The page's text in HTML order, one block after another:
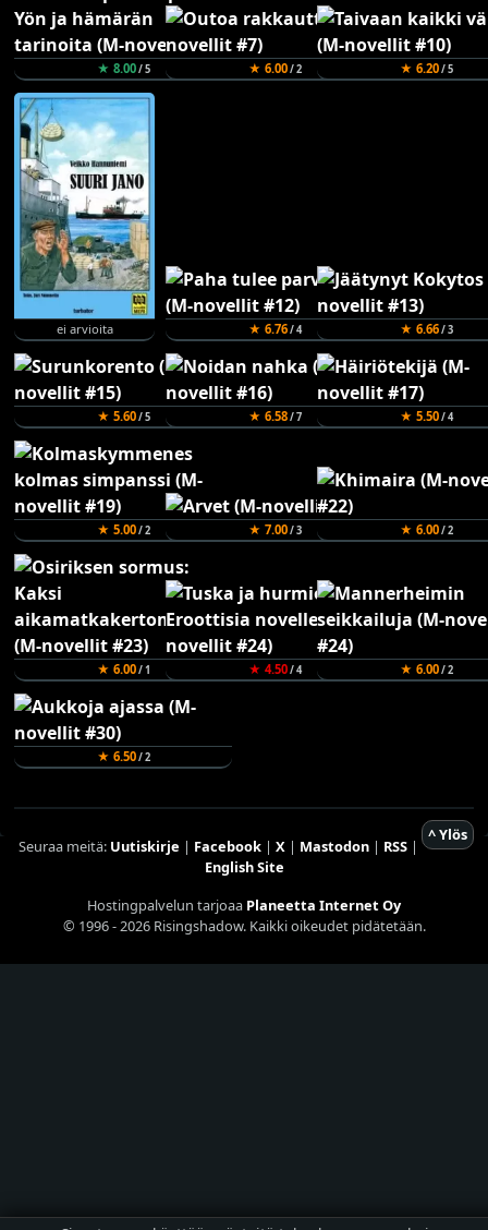
★ 8.00/ 5 ★ 6.00/ 2 ★ 6.20/ 5
ei arvioita ★ 6.76/ 4 ★ 6.66/ 3
★ 5.60/ 5 ★ 6.58/ 7 ★ 5.50/ 4
★ 5.00/ 2 ★ 7.00/ 3 ★ 6.00/ 2
★ 6.00/ 1 ★ 4.50/ 4 ★ 6.00/ 2
★ 6.50/ 2
^ Ylös
Seuraa meitä: Uutiskirje | Facebook| X| Mastodon| RSS|
English Site
Hostingpalvelun tarjoaa Planeetta Internet Oy
© 1996 - 2026 Risingshadow. Kaikki oikeudet pidätetään.